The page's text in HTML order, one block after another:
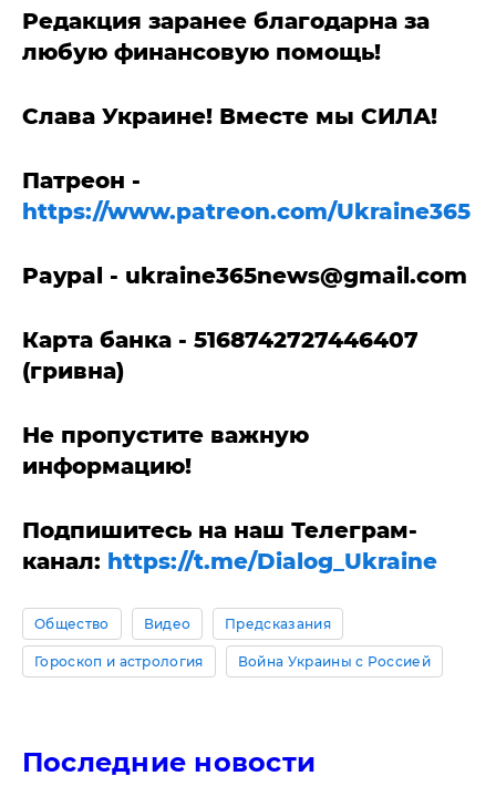
Редакция заранее благодарна за
любую финансовую помощь!
Слава Украине! Вместе мы СИЛА!
Патреон -
https://www.patreon.com/Ukraine365
Paypal - ukraine365news@gmail.com
Карта банка - 5168742727446407
(гривна)
Не пропустите важную
информацию!
Подпишитесь на наш Телеграм-
канал: https://t.me/Dialog_Ukraine
Общество Видео Предсказания
Гороскоп и астрология Война Украины с Россией
Последние новости